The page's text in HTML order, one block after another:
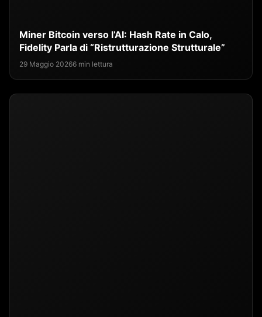
Miner Bitcoin verso l’AI: Hash Rate in Calo,
Fidelity Parla di “Ristrutturazione Strutturale”
29 Maggio 20266 min lettura